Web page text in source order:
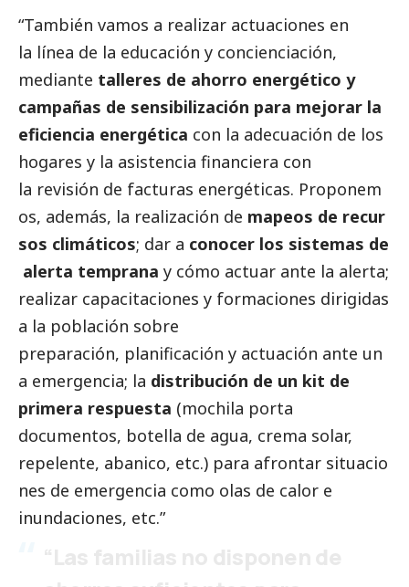
“También vamos a realizar actuaciones en
la línea de la educación y concienciación,
mediante talleres de ahorro energético y
campañas de sensibilización para mejorar la
eficiencia energética con la adecuación de los
hogares y la asistencia financiera con
la revisión de facturas energéticas. Proponem
os, además, la realización de mapeos de recur
sos climáticos; dar a conocer los sistemas de
alerta temprana y cómo actuar ante la alerta;
realizar capacitaciones y formaciones dirigidas
a la población sobre
preparación, planificación y actuación ante un
a emergencia; la distribución de un kit de
primera respuesta (mochila porta
documentos, botella de agua, crema solar,
repelente, abanico, etc.) para afrontar situacio
nes de emergencia como olas de calor e
inundaciones, etc.”